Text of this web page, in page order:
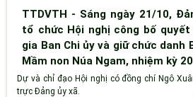
TTDVTH - Sáng ngày 21/10,
tổ chức Hội nghị công bố
gia Ban Chi ủy và giữ chức danh
Mầm non Núa Ngam, nhiệm kỳ
Dự và chỉ đạo Hội nghị có đồng chí Ngô
trực Đảng ủy xã.